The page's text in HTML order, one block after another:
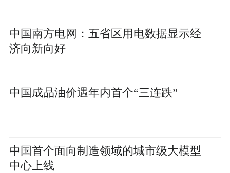
中国南方电网：五省区用电数据显示经
济向新向好
中国成品油价遇年内首个“三连跌”
中国首个面向制造领域的城市级大模型
中心上线